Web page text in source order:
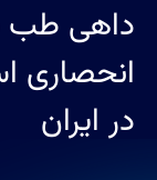
داهی طب
انحصاری
در ایران